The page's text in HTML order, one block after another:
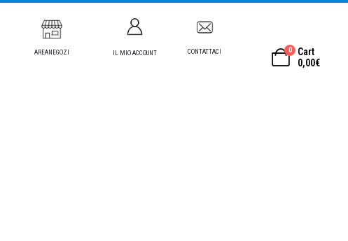
AREANEGOZI IL MIO ACCOUNT CONTATTACI 0
Cart
0,00€